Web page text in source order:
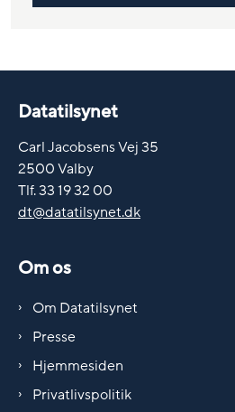
Datatilsynet
Carl Jacobsens Vej 35
2500 Valby
Tlf. 33 19 32 00
dt@datatilsynet.dk
Om os
Om Datatilsynet
Presse
Hjemmesiden
Privatlivspolitik